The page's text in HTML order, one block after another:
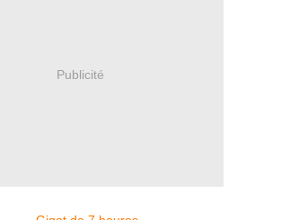
Publicité